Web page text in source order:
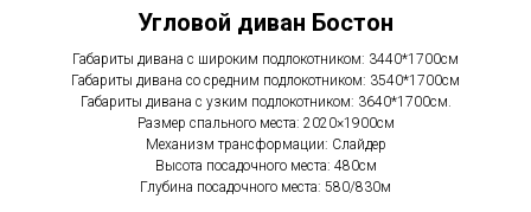
Угловой диван Бостон
Габариты дивана с широким подлокотником: 3440*1700см
Габариты дивана со средним подлокотником: 3540*1700см
Габариты дивана с узким подлокотником: 3640*1700см.
Размер спального места: 2020×1900см
Механизм трансформации: Слайдер
Высота посадочного места: 480см
Глубина посадочного места: 580/830м